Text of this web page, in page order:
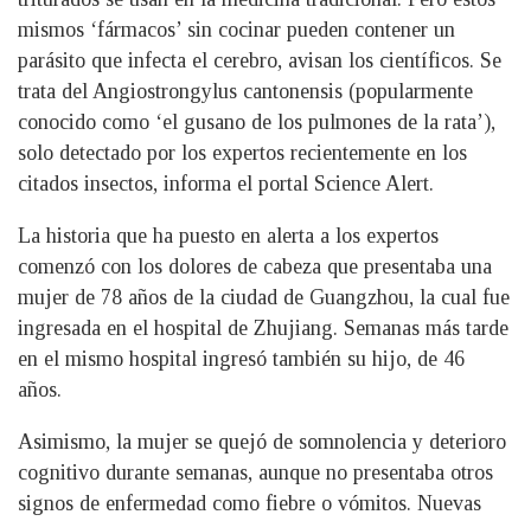
mismos ‘fármacos’ sin cocinar pueden contener un
parásito que infecta el cerebro, avisan los científicos. Se
trata del Angiostrongylus cantonensis (popularmente
conocido como ‘el gusano de los pulmones de la rata’),
solo detectado por los expertos recientemente en los
citados insectos, informa el portal Science Alert.
La historia que ha puesto en alerta a los expertos
comenzó con los dolores de cabeza que presentaba una
mujer de 78 años de la ciudad de Guangzhou, la cual fue
ingresada en el hospital de Zhujiang. Semanas más tarde
en el mismo hospital ingresó también su hijo, de 46
años.
Asimismo, la mujer se quejó de somnolencia y deterioro
cognitivo durante semanas, aunque no presentaba otros
signos de enfermedad como fiebre o vómitos. Nuevas